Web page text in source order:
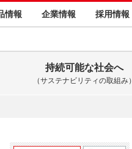
情報 企業情報 採用情報
持続可能な社会へ
（サステナビリティの取組み）